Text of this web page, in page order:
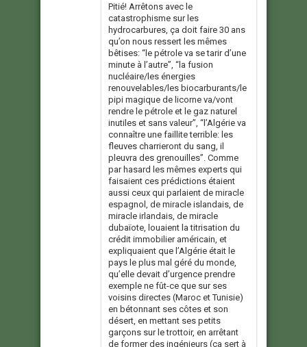
Pitié! Arrêtons avec le
catastrophisme sur les
hydrocarbures, ça doit faire 30 ans
qu’on nous ressert les mêmes
bêtises: “le pétrole va se tarir d’une
minute à l’autre”, “la fusion
nucléaire/les énergies
renouvelables/les biocarburants/le
pipi magique de licorne va/vont
rendre le pétrole et le gaz naturel
inutiles et sans valeur”, “l’Algérie va
connaître une faillite terrible: les
fleuves charrieront du sang, il
pleuvra des grenouilles”. Comme
par hasard les mêmes experts qui
faisaient ces prédictions étaient
aussi ceux qui parlaient de miracle
espagnol, de miracle islandais, de
miracle irlandais, de miracle
dubaïote, louaient la titrisation du
crédit immobilier américain, et
expliquaient que l’Algérie était le
pays le plus mal géré du monde,
qu’elle devait d’urgence prendre
exemple ne fût-ce que sur ses
voisins directes (Maroc et Tunisie)
en bétonnant ses côtes et son
désert, en mettant ses petits
garçons sur le trottoir, en arrêtant
de former des ingénieurs (ça sert à